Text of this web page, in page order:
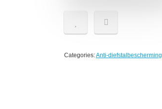
Categories:Anti-diefstalbescherming